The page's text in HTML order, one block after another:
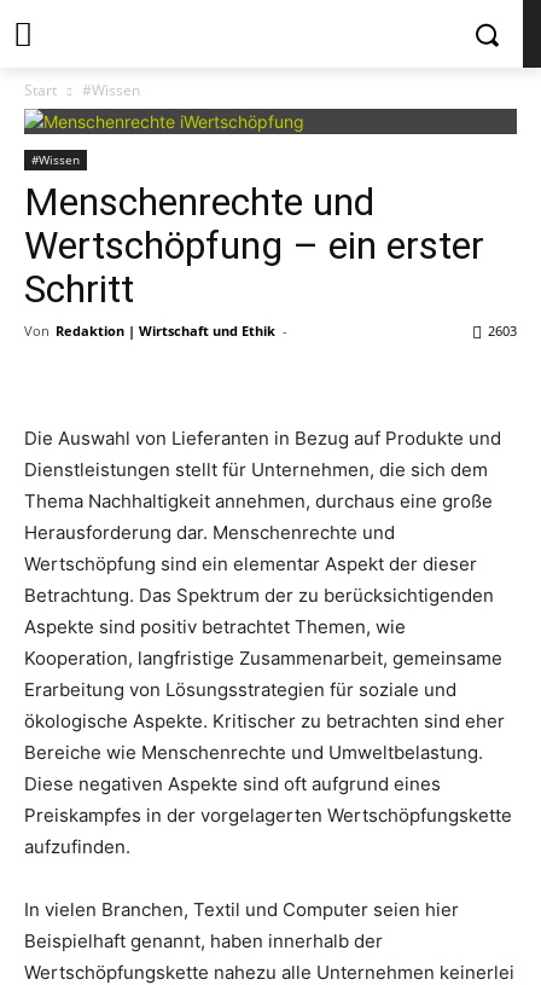
Start #Wissen
#Wissen
Menschenrechte und
Wertschöpfung – ein erster
Schritt
Von Redaktion | Wirtschaft und Ethik - 2603
Die Auswahl von Lieferanten in Bezug auf Produkte und
Dienstleistungen stellt für Unternehmen, die sich dem
Thema Nachhaltigkeit annehmen, durchaus eine große
Herausforderung dar. Menschenrechte und
Wertschöpfung sind ein elementar Aspekt der dieser
Betrachtung. Das Spektrum der zu berücksichtigenden
Aspekte sind positiv betrachtet Themen, wie
Kooperation, langfristige Zusammenarbeit, gemeinsame
Erarbeitung von Lösungsstrategien für soziale und
ökologische Aspekte. Kritischer zu betrachten sind eher
Bereiche wie Menschenrechte und Umweltbelastung.
Diese negativen Aspekte sind oft aufgrund eines
Preiskampfes in der vorgelagerten Wertschöpfungskette
aufzufinden.
In vielen Branchen, Textil und Computer seien hier
Beispielhaft genannt, haben innerhalb der
Wertschöpfungskette nahezu alle Unternehmen keinerlei